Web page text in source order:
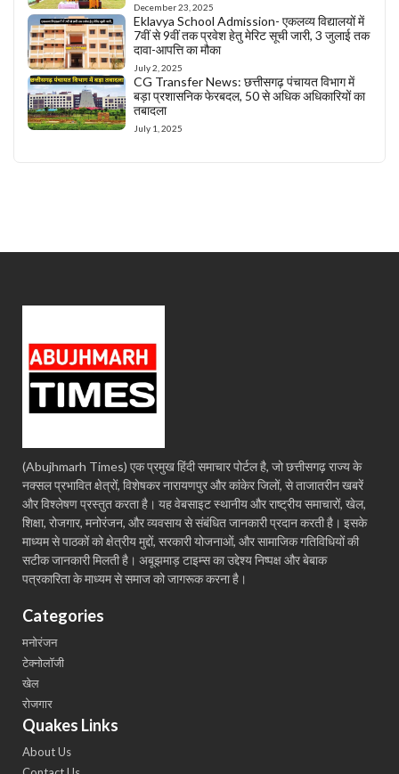
December 23, 2025
Eklavya School Admission- एकलव्य विद्यालयों में
7वीं से 9वीं तक प्रवेश हेतु मेरिट सूची जारी, 3 जुलाई तक
दावा-आपत्ति का मौका
July 2, 2025
CG Transfer News: छत्तीसगढ़ पंचायत विभाग में
बड़ा प्रशासनिक फेरबदल, 50 से अधिक अधिकारियों का
तबादला
July 1, 2025
(Abujhmarh Times) एक प्रमुख हिंदी समाचार पोर्टल है, जो छत्तीसगढ़ राज्य के
नक्सल प्रभावित क्षेत्रों, विशेषकर नारायणपुर और कांकेर जिलों, से ताजातरीन खबरें
और विश्लेषण प्रस्तुत करता है। यह वेबसाइट स्थानीय और राष्ट्रीय समाचारों, खेल,
शिक्षा, रोजगार, मनोरंजन, और व्यवसाय से संबंधित जानकारी प्रदान करती है। इसके
माध्यम से पाठकों को क्षेत्रीय मुद्दों, सरकारी योजनाओं, और सामाजिक गतिविधियों की
सटीक जानकारी मिलती है। अबूझमाड़ टाइम्स का उद्देश्य निष्पक्ष और बेबाक
पत्रकारिता के माध्यम से समाज को जागरूक करना है।
Categories
मनोरंजन
टेक्नोलॉजी
खेल
रोजगार
Quakes Links
About Us